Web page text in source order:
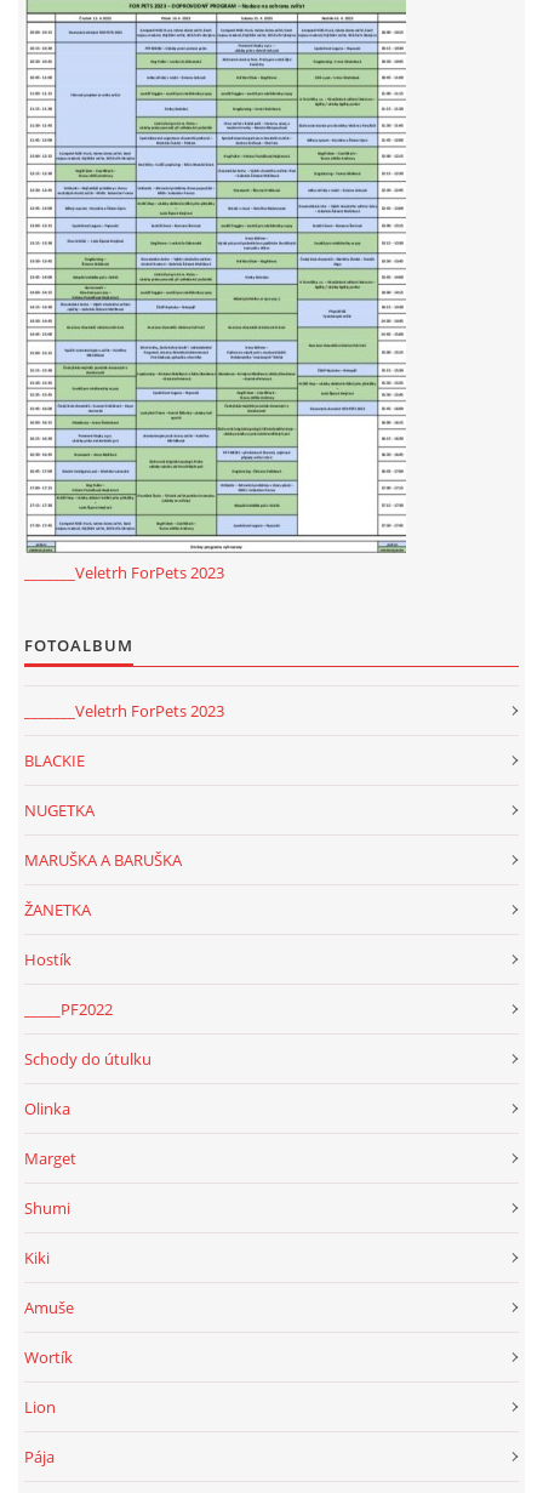
_______Veletrh ForPets 2023
FOTOALBUM
_______Veletrh ForPets 2023
BLACKIE
NUGETKA
MARUŠKA A BARUŠKA
ŽANETKA
Hostík
_____PF2022
Schody do útulku
Olinka
Marget
Shumi
Kiki
Amuše
Wortík
Lion
Pája